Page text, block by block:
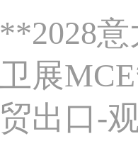
**2028
卫展
贸出口-